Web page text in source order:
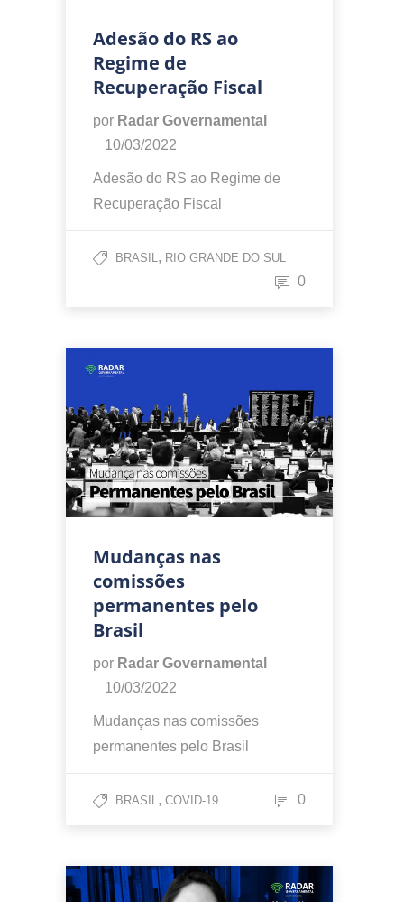
Adesão do RS ao
Regime de
Recuperação Fiscal
por Radar Governamental
10/03/2022
Adesão do RS ao Regime de
Recuperação Fiscal
BRASIL, RIO GRANDE DO SUL
0
Mudanças nas
comissões
permanentes pelo
Brasil
por Radar Governamental
10/03/2022
Mudanças nas comissões
permanentes pelo Brasil
BRASIL, COVID-19 0